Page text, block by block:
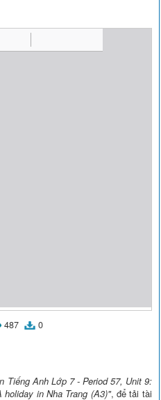
487 0
Tiếng Anh Lớp 7 - Period 57, Unit 9:
in Nha Trang (A3)", để tải tài